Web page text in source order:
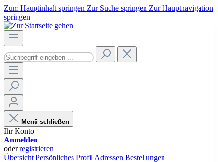
Zum Hauptinhalt springen Zur Suche springen Zur Hauptnavigation
springen
Menü schließen
Ihr Konto
Anmelden
oderregistrieren
Übersicht Persönliches Profil Adressen Bestellungen